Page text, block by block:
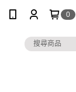
0